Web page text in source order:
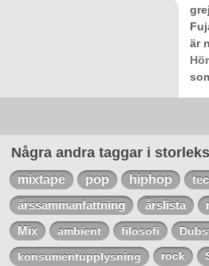
är
Några andra taggar i
mixtape pop hiphop
årssammanfattning årslista
Mix
ambient filosofi
konsumentupplysning
rock